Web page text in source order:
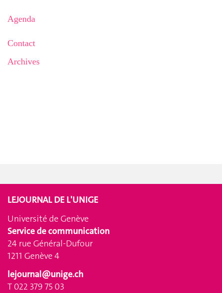
Agenda
Contact
Archives
LEJOURNAL DE L'UNIGE
Université de Genève
Service de communication
24 rue Général-Dufour
1211 Genève 4
lejournal@unige.ch
T 022 379 75 03